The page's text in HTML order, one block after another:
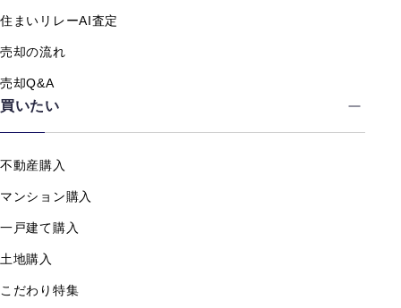
住まいリレーAI査定
売却の流れ
売却Q&A
買いたい
不動産購入
マンション購入
一戸建て購入
土地購入
こだわり特集